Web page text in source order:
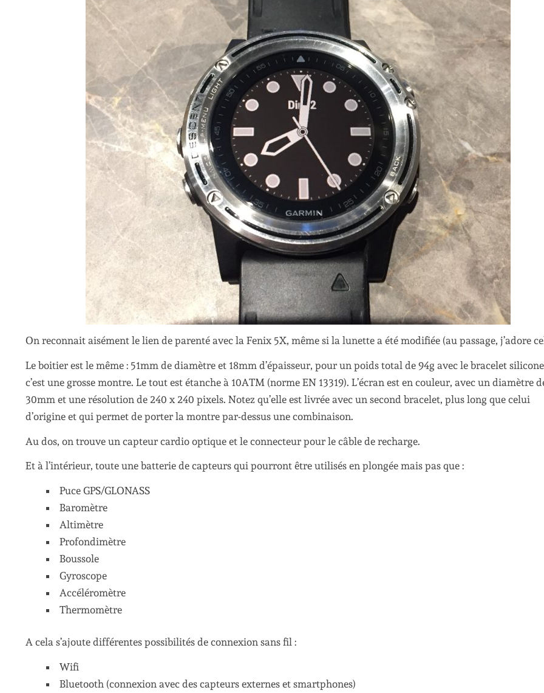
On reconnait aisément le lien de parenté avec la Fenix 5X, même si la lunette a été modifiée (au passage, j’adore
Le boitier est le même : 51mm de diamètre et 18mm d’épaisseur, pour un poids total de 94g avec le bracelet
c’est une grosse montre. Le tout est étanche à 10ATM (norme EN 13319). L’écran est en couleur, avec un diamètre
30mm et une résolution de 240 x 240 pixels. Notez qu’elle est livrée avec un second bracelet, plus long que celui
d’origine et qui permet de porter la montre par-dessus une combinaison.
Au dos, on trouve un capteur cardio optique et le connecteur pour le câble de recharge.
Et à l’intérieur, toute une batterie de capteurs qui pourront être utilisés en plongée mais pas que :
Puce GPS/GLONASS
Baromètre
Altimètre
Profondimètre
Boussole
Gyroscope
Accéléromètre
Thermomètre
A cela s’ajoute différentes possibilités de connexion sans fil :
Wifi
Bluetooth (connexion avec des capteurs externes et smartphones)